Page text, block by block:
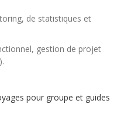
de statistiques et
gestion de projet
pour groupe et guides